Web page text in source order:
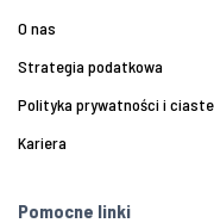
O nas
Strategia podatkowa
Polityka prywatności i
Kariera
Pomocne linki